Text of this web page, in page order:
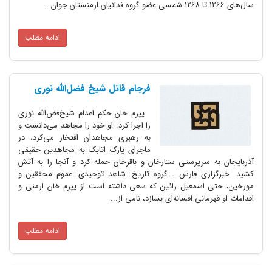
فرجام قاتل شیخ فضل‌الله نوری
یپرم خان حکم اعدام شیخ‌فض‌الله نوری
را اجرا کرد. او خود را مجاهد می‌دانست و
به رهبری مجاهدان افتخار می‌کرد، در
ماجرای پارک اتابک به مجاهدین حقیقی
سرپرستی ستارخان و باقرخان حمله کرد و آنجا را به آتش
فارس ـ گروه تاریخ: شاهد توحیدی:‌ عموم محققین و
اسمعیل رائین که سعی داشته‌ است از یپرم خان ارمنی و
افسانه‌ای بسازد، نامی از...